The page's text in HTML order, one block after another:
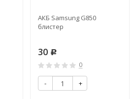
АКБ Samsung G850
блистер
30 Р
0
- +